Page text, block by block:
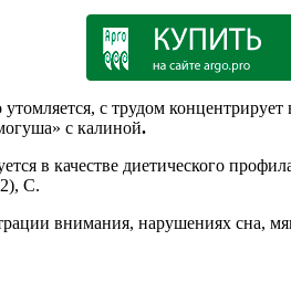
с трудом
с калиной.
в качестве диетического
С.
внимания, нарушениях сна,